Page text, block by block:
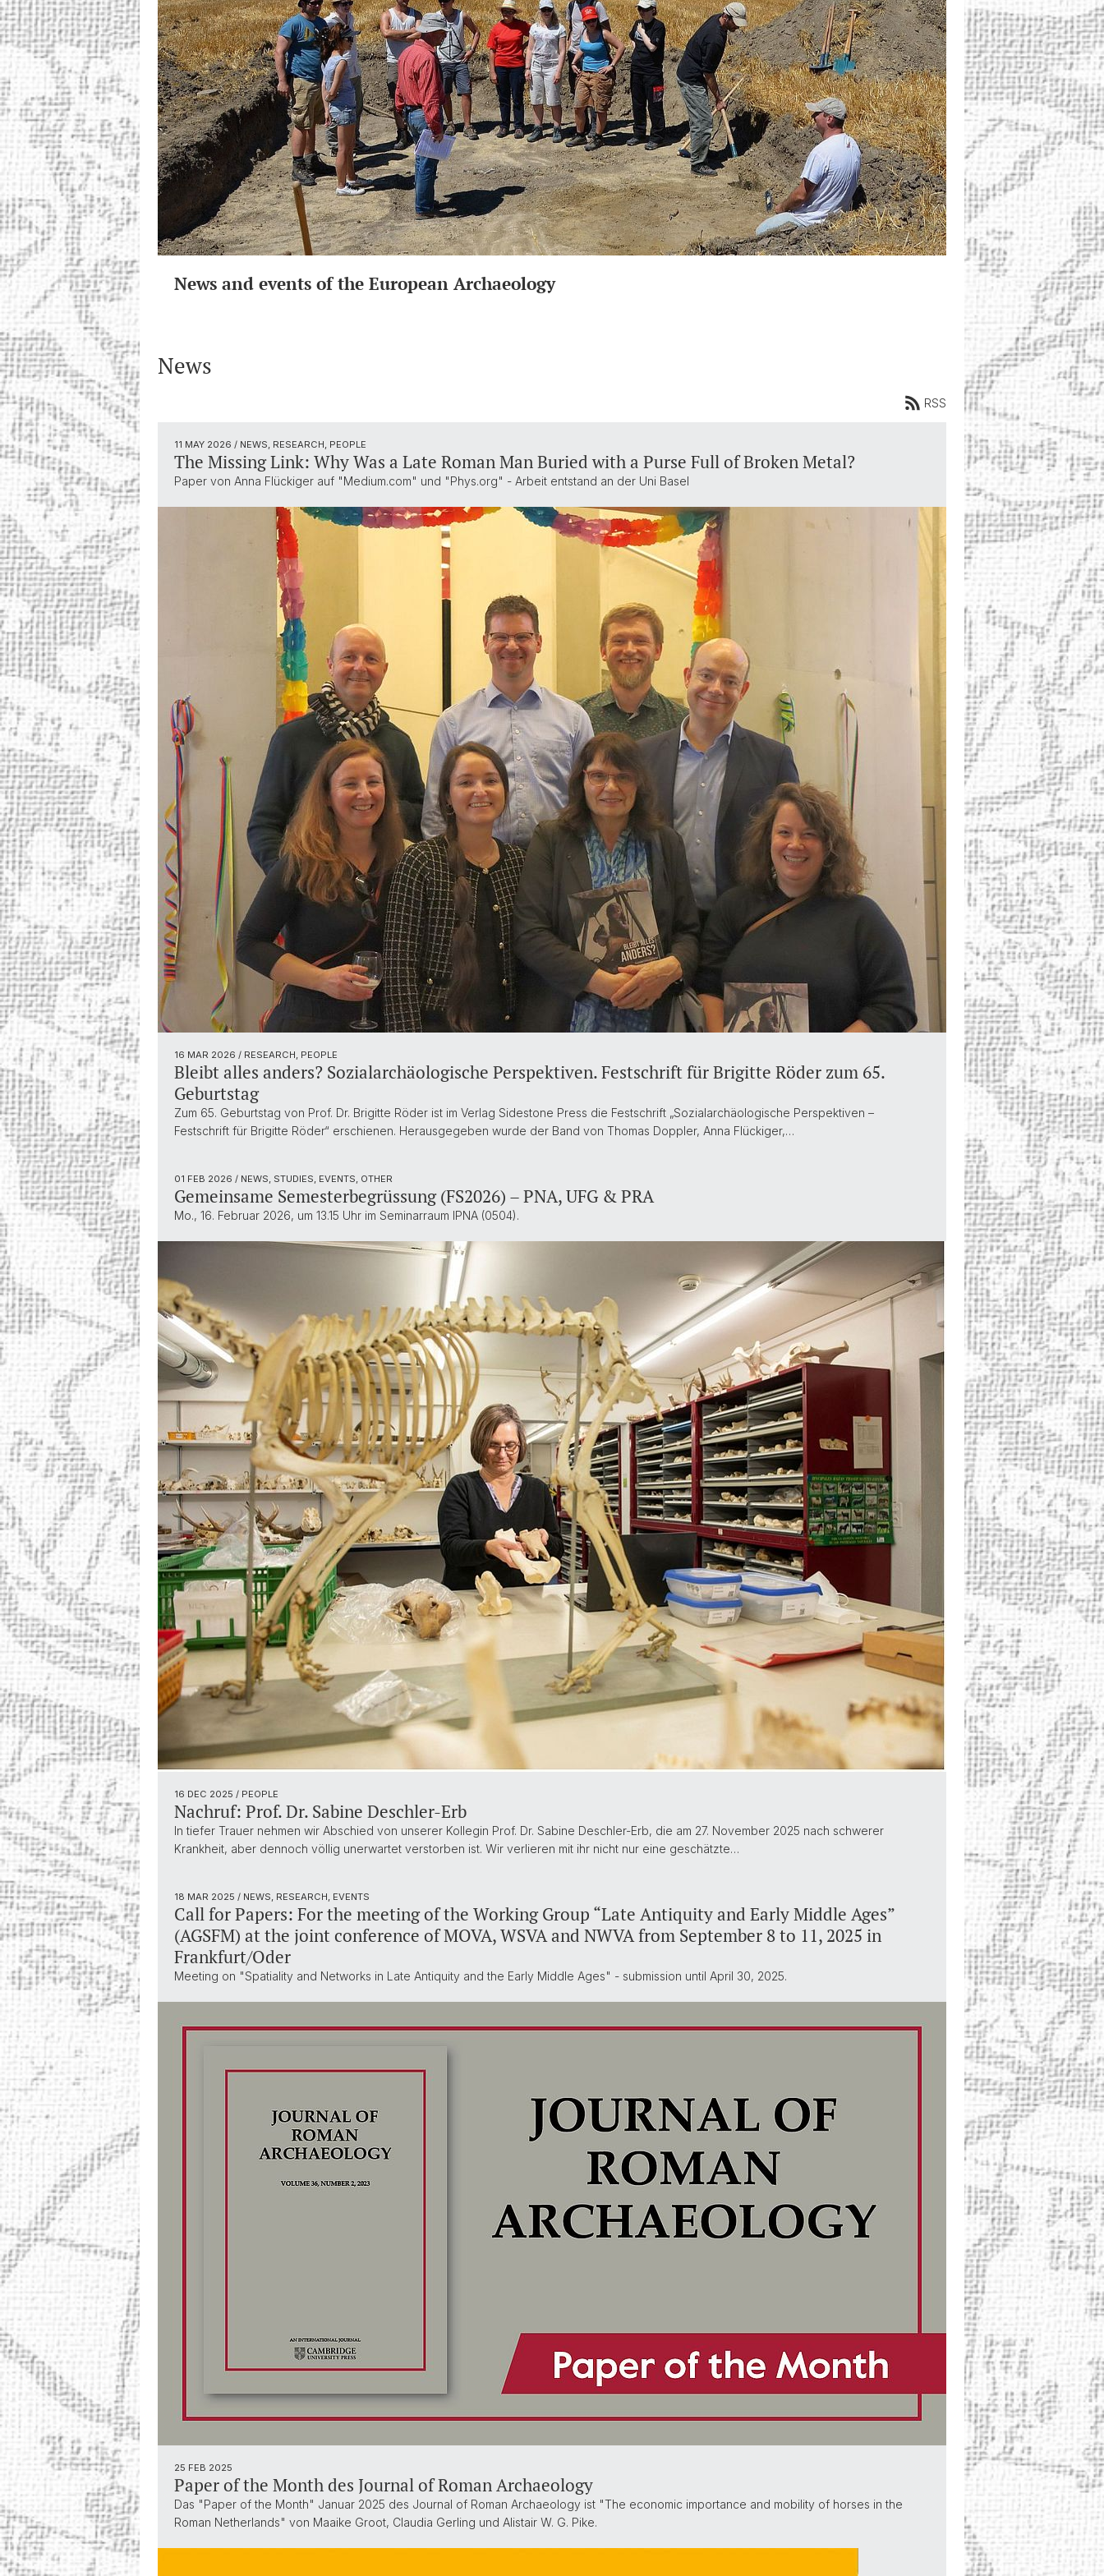
News and events of the European Archaeology
News
RSS
11 MAY 2026 / NEWS, RESEARCH, PEOPLE
The Missing Link: Why Was a Late Roman Man Buried with a Purse Full of Broken Metal?
Paper von Anna Flückiger auf "Medium.com" und "Phys.org" - Arbeit entstand an der Uni Basel
16 MAR 2026 / RESEARCH, PEOPLE
Bleibt alles anders? Sozialarchäologische Perspektiven. Festschrift für Brigitte Röder zum 65.
Geburtstag
Zum 65. Geburtstag von Prof. Dr. Brigitte Röder ist im Verlag Sidestone Press die Festschrift „Sozialarchäologische Perspektiven –
Festschrift für Brigitte Röder“ erschienen. Herausgegeben wurde der Band von Thomas Doppler, Anna Flückiger,…
01 FEB 2026 / NEWS, STUDIES, EVENTS, OTHER
Gemeinsame Semesterbegrüssung (FS2026) – PNA, UFG & PRA
Mo., 16. Februar 2026, um 13.15 Uhr im Seminarraum IPNA (0504).
16 DEC 2025 / PEOPLE
Nachruf: Prof. Dr. Sabine Deschler-Erb
In tiefer Trauer nehmen wir Abschied von unserer Kollegin Prof. Dr. Sabine Deschler-Erb, die am 27. November 2025 nach schwerer
Krankheit, aber dennoch völlig unerwartet verstorben ist. Wir verlieren mit ihr nicht nur eine geschätzte…
18 MAR 2025 / NEWS, RESEARCH, EVENTS
Call for Papers: For the meeting of the Working Group “Late Antiquity and Early Middle Ages”
(AGSFM) at the joint conference of MOVA, WSVA and NWVA from September 8 to 11, 2025 in
Frankfurt/Oder
Meeting on "Spatiality and Networks in Late Antiquity and the Early Middle Ages" - submission until April 30, 2025.
25 FEB 2025
Paper of the Month des Journal of Roman Archaeology
Das "Paper of the Month" Januar 2025 des Journal of Roman Archaeology ist "The economic importance and mobility of horses in the
Roman Netherlands" von Maaike Groot, Claudia Gerling und Alistair W. G. Pike.